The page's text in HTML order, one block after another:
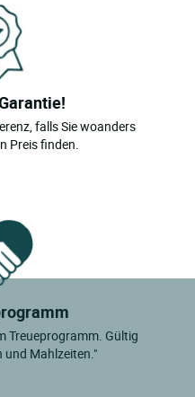
falls Sie woanders
Preis finden.
Treueprogramm. Gültig
Mahlzeiten."